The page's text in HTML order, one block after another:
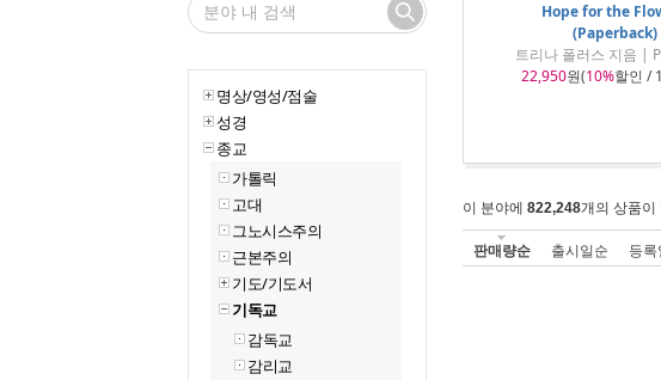
명상/영성/점술
성경
종교
가톨릭
고대
그노시스주의
근본주의
기도/기도서
기독교
감독교
감리교
Hope for the
(Paperback)
트리나 폴러스 지음 |
22,950원(10%할인 /
이 분야에 822,248개의 상품이
판매량순 출시일순 등록